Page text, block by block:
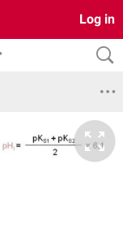
Log in